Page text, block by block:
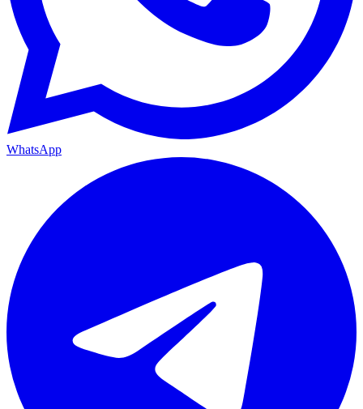
WhatsApp